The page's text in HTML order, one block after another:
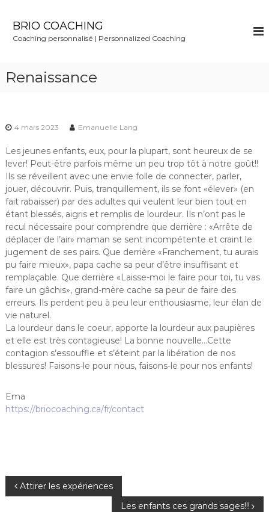
BRIO COACHING
Coaching personnalisé | Personnalized Coaching
Renaissance
4 mars 2023 Emanuelle Lang
Les jeunes enfants, eux, pour la plupart, sont heureux de se
lever! Peut-être parfois même un peu trop tôt à notre goût!!
Ils se réveillent avec une envie folle de connecter, parler,
jouer, découvrir. Puis, tranquillement, ils se font «élever» (en
fait rabaisser) par des adultes qui veulent leur bien tout en
étant blessés, aigris et remplis de lourdeur. Ils n’ont pas le
recul nécessaire pour comprendre que derrière : «Arrête de
déplacer de l’air» maman se sent incompétente et craint le
jugement de ses pairs. Que derrière «Franchement, tu aurais
pu faire mieux», papa cache sa peur d’être insuffisant et
remplaçable. Que derrière «Laisse-moi le faire pour toi, tu vas
faire un gâchis», grand-mère cache sa peur de faire des
erreurs. Ils perdent peu à peu leur enthousiasme, leur élan de
vie naturel.
La lourdeur dans le coeur, apporte la lourdeur aux paupières
et elle est très contagieuse! La bonne nouvelle…Cette
contagion s’essouffle et s’éteint par la libération de nos
blessures! Faisons-le pour nous, faisons-le pour nos enfants!
Ema
https://briocoaching.ca/fr/contact
N Attirer les expériences
Les enfants ces grands sages!!!